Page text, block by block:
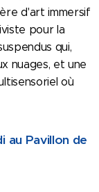
d'art immersif
pour la
qui,
nuages, et une
où
au Pavillon de